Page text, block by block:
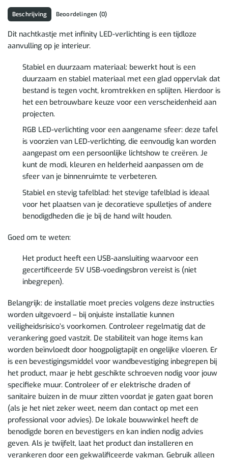
Beschrijving Beoordelingen (0)
Dit nachtkastje met infinity LED-verlichting is een tijdloze
aanvulling op je interieur.
Stabiel en duurzaam materiaal: bewerkt hout is een
duurzaam en stabiel materiaal met een glad oppervlak dat
bestand is tegen vocht, kromtrekken en splijten. Hierdoor is
het een betrouwbare keuze voor een verscheidenheid aan
projecten.
RGB LED-verlichting voor een aangename sfeer: deze tafel
is voorzien van LED-verlichting, die eenvoudig kan worden
aangepast om een persoonlijke lichtshow te creëren. Je
kunt de modi, kleuren en helderheid aanpassen om de
sfeer van je binnenruimte te verbeteren.
Stabiel en stevig tafelblad: het stevige tafelblad is ideaal
voor het plaatsen van je decoratieve spulletjes of andere
benodigdheden die je bij de hand wilt houden.
Goed om te weten:
Het product heeft een USB-aansluiting waarvoor een
gecertificeerde 5V USB-voedingsbron vereist is (niet
inbegrepen).
Belangrijk: de installatie moet precies volgens deze instructies
worden uitgevoerd – bij onjuiste installatie kunnen
veiligheidsrisico’s voorkomen. Controleer regelmatig dat de
verankering goed vastzit. De stabiliteit van hoge items kan
worden beïnvloedt door hoogpoligtapijt en ongelijke vloeren. Er
is een bevestigingsmiddel voor wandbevestiging inbegrepen bij
het product, maar je hebt geschikte schroeven nodig voor jouw
specifieke muur. Controleer of er elektrische draden of
sanitaire buizen in de muur zitten voordat je gaten gaat boren
(als je het niet zeker weet, neem dan contact op met een
professional voor advies). De lokale bouwwinkel heeft de
benodigde boren en bevestigers en kan indien nodig advies
geven. Als je twijfelt, laat het product dan installeren en
verankeren door een gekwalificeerde vakman. Gebruik alleen